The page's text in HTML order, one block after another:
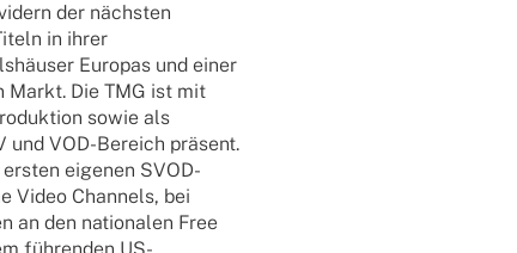
der nächsten
in ihrer
Euro­pas und einer
Die TMG ist mit
sowie als
und VOD-Bereich präsent.
eige­nen SVOD-
Video Chan­nels, bei
an den natio­na­len Free